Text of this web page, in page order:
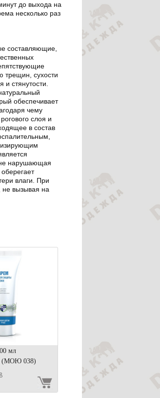
до выхода на
несколько раз
составляющие,
сухости
стянутости.
обеспечивает
чему
слоя и
в состав
нарушающая
влаги. При
не вызывая на
мл
(МОЮ 038)